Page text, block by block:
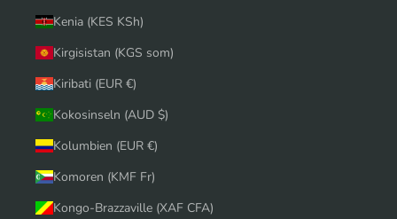
Kenia (KES KSh)
Kirgisistan (KGS som)
Kiribati (EUR €)
Kokosinseln (AUD $)
Kolumbien (EUR €)
Komoren (KMF Fr)
Kongo-Brazzaville (XAF CFA)